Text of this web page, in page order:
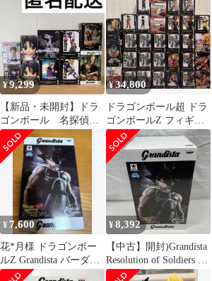
ラゴンボール
ーダック フィギュア
¥9,299
【新品・未開封】ドラ
ゴンボール 名探偵コ
ナン 遊戯王 フィギ
ュアまとめ売り
¥34,800
ドラゴンボール超 ドラ
ゴンボールZ フィギュ
ア まとめ売り 32個
¥ 7,600
花*月様 ドラゴンボー
ルZ Grandista バーダッ
ク
¥8,392
【中古】開封)Grandista
Resolution of Soldiers ﾊﾞ
ーﾀﾞｯク[91]